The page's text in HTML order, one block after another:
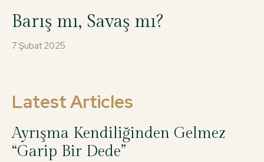
Barış mı, Savaş mı?
7 Şubat 2025
Latest Articles
Ayrışma Kendiliğinden Gelmez
“Garip Bir Dede”